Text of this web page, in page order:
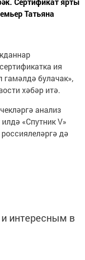
Татьяна
ия
гамәлдә булачак»,
хәбәр итә.
анализ
«Спутник V»
дә
интересным в